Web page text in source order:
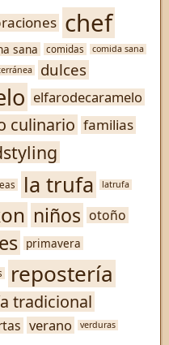
chef
sana comidas comida sana
dulces
elfarodecaramelo
culinario familias
la trufa latrufa
niños otoño
primavera
repostería
tradicional
verano verduras